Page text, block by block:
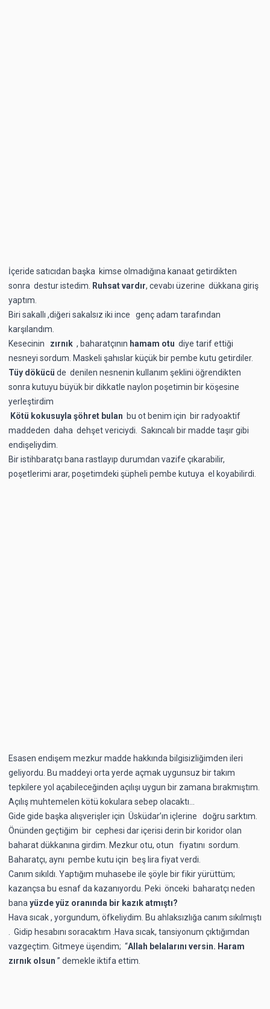
İçeride satıcıdan başka kimse olmadığına kanaat getirdikten
sonra destur istedim. Ruhsatvardır, cevabı üzerine dükkana giriş
yaptım.
Biri sakallı ,diğeri sakalsız iki ince genç adam tarafından
karşılandım.
Kesecinin
zırnık , baharatçının hamam otu diye tarif ettiği
nesneyi sordum. Maskeli şahıslar küçük bir pembe kutu getirdiler.
Tüy dökücü de denilen nesnenin kullanım şeklini öğrendikten
sonra kutuyu büyük bir dikkatle naylon poşetimin bir köşesine
yerleştirdim
Kötü kokusuyla şöhret bulan bu ot benim için bir radyoaktif
maddeden daha dehşet vericiydi. Sakıncalı bir madde taşır gibi
endişeliydim.
Bir istihbaratçı bana rastlayıp durumdan vazife çıkarabilir,
poşetlerimi arar, poşetimdeki şüpheli pembe kutuya el koyabilirdi.
Esasen endişem mezkur madde hakkında bilgisizliğimden ileri
geliyordu. Bu maddeyi orta yerde açmak uygunsuz bir takım
tepkilere yol açabileceğinden açılışı uygun bir zamana bırakmıştım.
Açılış muhtemelen kötü kokulara sebep olacaktı...
Gide gide başka alışverişler için Üsküdar’ın içlerine doğru sarktım.
Önünden geçtiğim bir cephesi dar içerisi derin bir koridor olan
baharat dükkanına girdim. Mezkur otu, otun fiyatını sordum.
Baharatçı, aynı pembe kutu için beş lira fiyat verdi.
Canım sıkıldı. Yaptığım muhasebe ile şöyle bir fikir yürüttüm;
kazançsa bu esnaf da kazanıyordu. Peki önceki baharatçı neden
bana yüzdeyüz oranında bir kazık atmıştı?
Hava sıcak , yorgundum, öfkeliydim. Bu ahlaksızlığa canım sıkılmıştı
. Gidip hesabını soracaktım .Hava sıcak, tansiyonum çıktığımdan
vazgeçtim. Gitmeye üşendim; “Allah belalarını versin. Haram
zırnık olsun ” demekle iktifa ettim.